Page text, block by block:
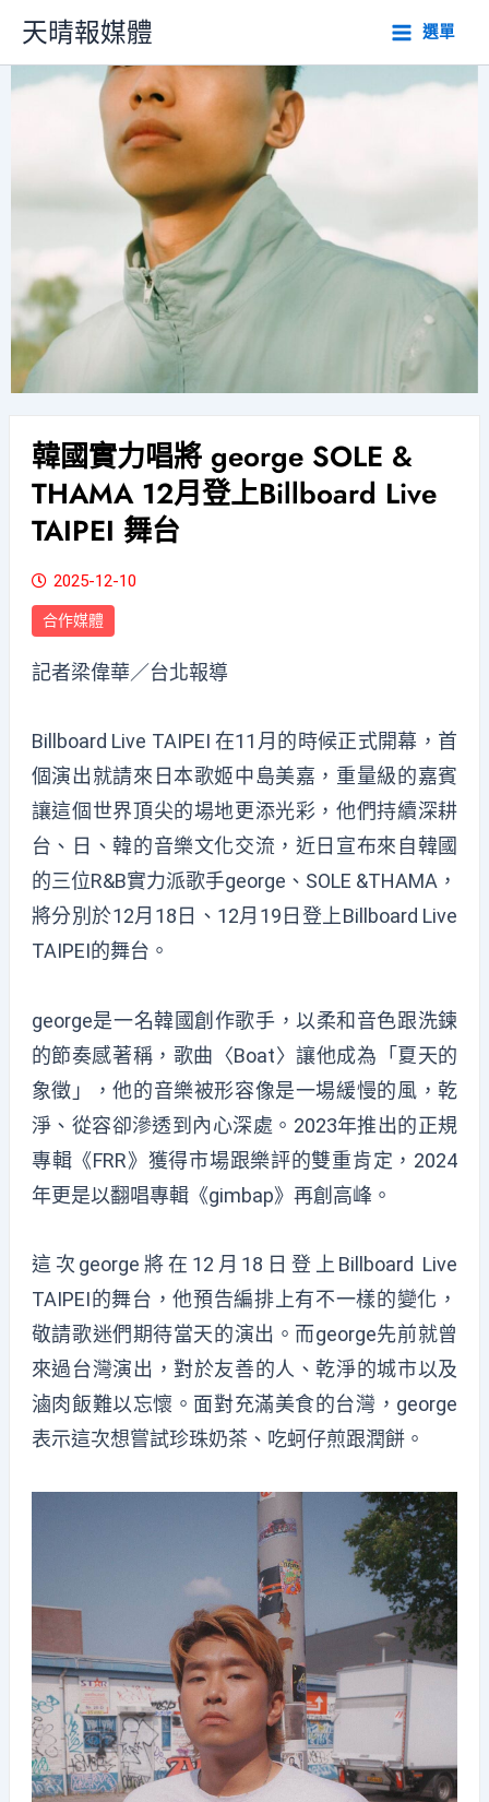
主
要
天晴報媒體 選單
韓國實力唱將 george SOLE &
THAMA 12月登上Billboard Live
TAIPEI 舞台
2025-12-10
合作媒體
記者梁偉華／台北報導
Billboard Live TAIPEI 在11月的時候正式開幕，首
個演出就請來日本歌姬中島美嘉，重量級的嘉賓
讓這個世界頂尖的場地更添光彩，他們持續深耕
台、日、韓的音樂文化交流，近日宣布來自韓國
的三位R&B實力派歌手george、SOLE &THAMA，
將分別於12月18日、12月19日登上Billboard Live
TAIPEI的舞台。
george是一名韓國創作歌手，以柔和音色跟洗鍊
的節奏感著稱，歌曲〈Boat〉讓他成為「夏天的
象徵」，他的音樂被形容像是一場緩慢的風，乾
淨、從容卻滲透到內心深處。2023年推出的正規
專輯《FRR》獲得市場跟樂評的雙重肯定，2024
年更是以翻唱專輯《gimbap》再創高峰。
這次george將在12月18日登上Billboard Live
TAIPEI的舞台，他預告編排上有不一樣的變化，
敬請歌迷們期待當天的演出。而george先前就曾
來過台灣演出，對於友善的人、乾淨的城市以及
滷肉飯難以忘懷。面對充滿美食的台灣，george
表示這次想嘗試珍珠奶茶、吃蚵仔煎跟潤餅。